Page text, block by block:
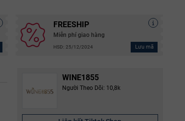
FREESHIP
Miễn phí giao hàng
HSD: 25/12/2024 Lưu mã
WINE1855
Người Theo Dõi: 10,8k